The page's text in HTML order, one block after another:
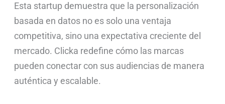
Esta startup demuestra que la personalización
basada en datos no es solo una ventaja
competitiva, sino una expectativa creciente del
mercado. Clicka redefine cómo las marcas
pueden conectar con sus audiencias de manera
auténtica y escalable.